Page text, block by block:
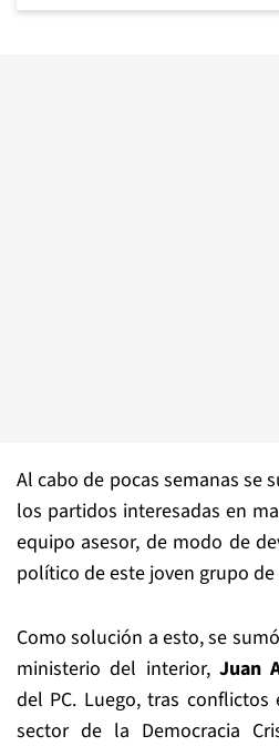
Al cabo de pocas semanas se
los partidos interesadas en
equipo asesor, de modo de
político de este joven grupo de
Como solución a esto, se
ministerio del interior, Juan
del PC. Luego, tras
sector de la Democracia